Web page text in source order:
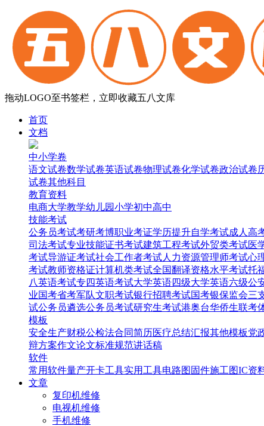
拖动LOGO至书签栏，立即收藏五八文库
首页
文档
中小学卷
语文试卷数学试卷英语试卷物理试卷化学试卷政治试卷
试卷其他科目
教育资料
电商大学教学幼儿园小学初中高中
技能考试
公务员考试考研考博职业考证学历提升自学考试成人高
司法考试专业技能证书考试建筑工程考试外贸类考试医
考试导游证考试社会工作者考试人力资源管理师考试心
考试教师资格证计算机类考试全国翻译资格水平考试托
八英语考试专四英语考试大学英语四级大学英语六级公
业国考省考军队文职考试银行招聘考试国考银保监会三
试公务员遴选公务员考试研究生考试港奥台华侨生联考
模板
安全生产财税公检法合同简历医疗总结汇报其他模板党
辩方案作文论文标准规范讲话稿
软件
常用软件量产开卡工具实用工具电路图 固件施工图IC资
文章
复印机维修
电视机维修
手机维修